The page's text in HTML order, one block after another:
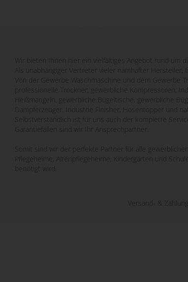
Wir bieten Ihnen hier ein vielfältiges Angebot rund um
Als unabhängiger Vertreter vieler namhafter
Von der Gewerbe Waschmaschine und dem
professionelle Trockner, gewerbliche Kompressoren,
Heißmangeln, gewerbliche Bügeltische, gewerbliche
Dampferzeuger, Industrie Finisher, Hosentopper und
Selbstverständlich ist für uns auch der komplette
Garantiefällen sind wir Ihr Ansprechpartner.
Somit sind wir der perfekte Partner für alle
Pflegeheime, Altenpflegeheime, Kindergärten und
benötigt wird.
Versand- &